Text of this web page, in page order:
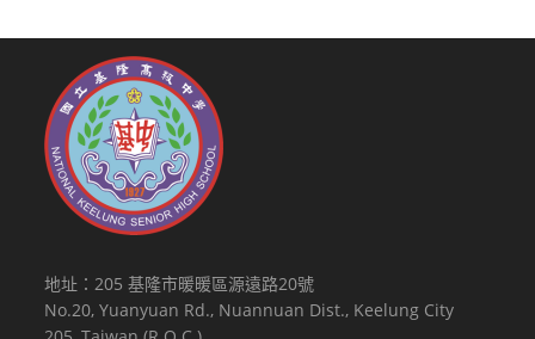
地址：205 基隆市暖暖區源遠路20號
No.20, Yuanyuan Rd., Nuannuan Dist., Keelung City